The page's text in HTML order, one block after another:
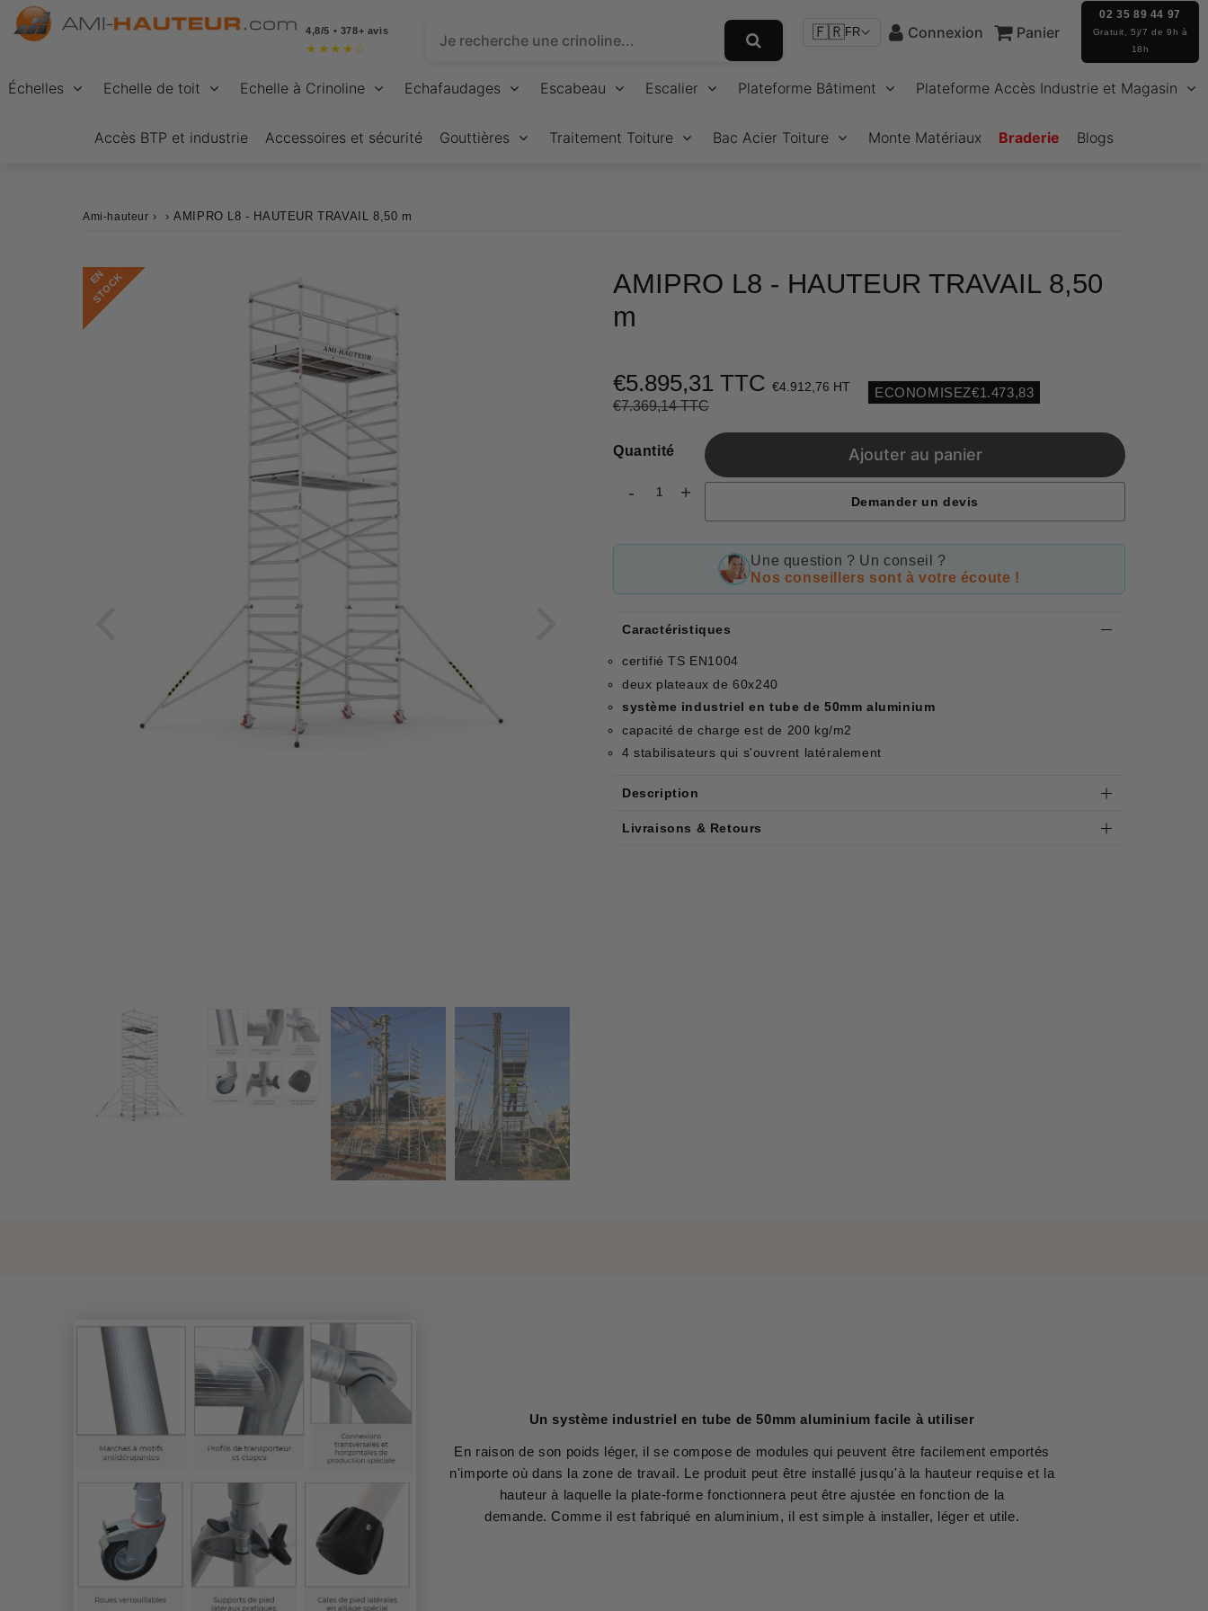
4,8/5 • 378+ avis
★ ★ ★ ★ ☆
🇫🇷FR Connexion Panier
02 35 89 44 97
Gratuit, 5j/7 de 9h à
18h
Échelles Echelle de toit Echelle à Crinoline Echafaudages Escabeau Escalier Plateforme Bâtiment Plateforme Accès Industrie et Magasin
Accès BTP et industrie Accessoires et sécurité Gouttières Traitement Toiture Bac Acier Toiture Monte Matériaux Braderie Blogs
Ami-hauteur › › AMIPRO L8 - HAUTEUR TRAVAIL 8,50 m
E
N
S
T
O
C
K
AMIPRO L8 - HAUTEUR TRAVAIL 8,50
m
€5.895,31 TTC €4.912,76 HT
€7.369,14 TTC
Unit
ECONOMISEZ€1.473,83
Quantité
- +
Ajouter au panier
Demander un devis
Une question ? Un conseil ?
Nos conseillers sont à votre écoute !
Caractéristiques
certifié TS EN1004
deux plateaux de 60x240
système industriel en tube de 50mm aluminium
capacité de charge est de 200 kg/m2
4 stabilisateurs qui s'ouvrent latéralement
Description
Livraisons & Retours
Un système industriel en tube de 50mm aluminium facile à utiliser
En raison de son poids léger, il se compose de modules qui peuvent être facilement emportés
n'importe où dans la zone de travail. Le produit peut être installé jusqu'à la hauteur requise et la
hauteur à laquelle la plate-forme fonctionnera peut être ajustée en fonction de la
demande. Comme il est fabriqué en aluminium, il est simple à installer, léger et utile.